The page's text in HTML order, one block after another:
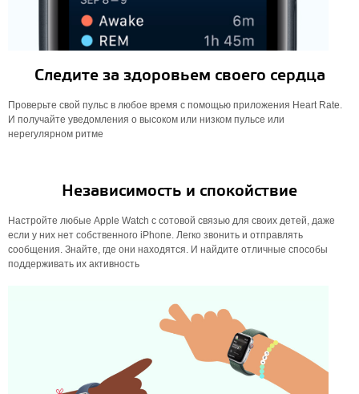
Следите за здоровьем своего сердца
Проверьте свой пульс в любое время с помощью приложения Heart Rate.
И получайте уведомления о высоком или низком пульсе или
нерегулярном ритме
Независимость и спокойствие
Настройте любые Apple Watch с сотовой связью для своих детей, даже
если у них нет собственного iPhone. Легко звонить и отправлять
сообщения. Знайте, где они находятся. И найдите отличные способы
поддерживать их активность